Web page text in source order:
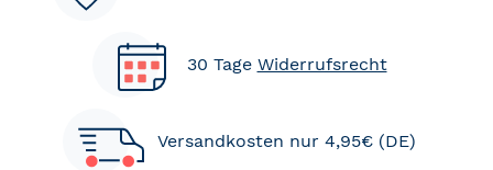
30 Tage Widerrufsrecht
Versandkosten nur 4,95€ (DE)